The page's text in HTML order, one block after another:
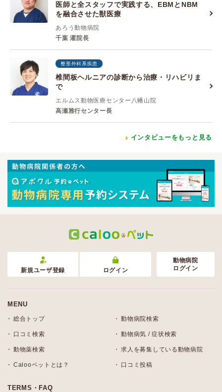
医師と全スタッフで実践する、EBMとNBM
を融合させた獣医療
あろう動物病院
千葉 濯院長
整形外科系疾患
椎間板ヘルニアの診断から治療・リハビリま
で
エルムス動物医療センター八幡山院
高瀬雅行センター長
インタビューをもっと見る
新規ユーザ登録 ログイン
動物病院
ログイン
MENU
総合トップ 動物病院検索
口コミ検索 動物病気 / 症状検索
動物薬検索 求人を募集している動物病院
Calooペットとは？ 口コミ投稿
TERMS・FAQ